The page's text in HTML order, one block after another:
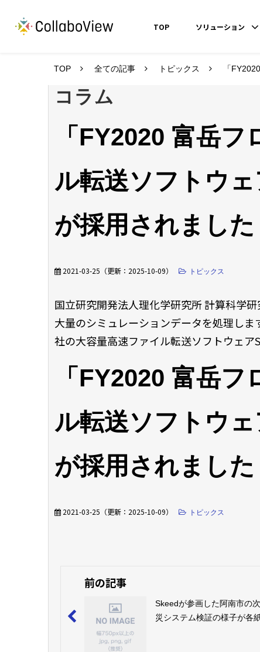
TOP ソリューション
TOP 全ての記事 トピックス 「
コラム
「FY2020 富岳
ル転送ソフトウ
が採用されました
2021-03-25 （更新： 2025-10-09） トピックス
国立研究開発法人理化学研究所 計算科学
大量のシミュレーションデータを処理し
社の大容量高速ファイル転送ソフトウェ
「FY2020 富岳
ル転送ソフトウ
が採用されました
2021-03-25 （更新： 2025-10-09） トピックス
前の記事
Skeedが参画した阿南市の
災システム検証の様子が各紙